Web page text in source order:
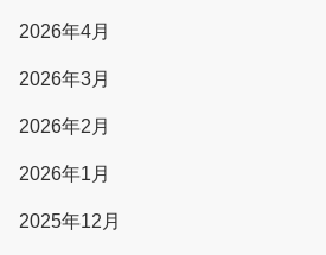
2026年4月
2026年3月
2026年2月
2026年1月
2025年12月